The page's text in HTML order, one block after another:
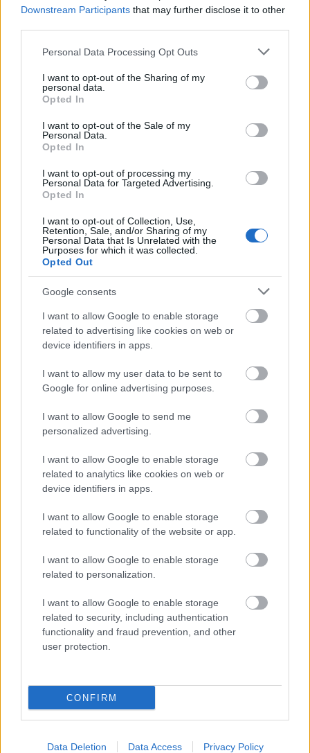
Downstream Participants that may further disclose it to other
Please note that this website/app uses one or more Google
not limited to your visit or usage behaviour. You may click to
grant or deny consent to Google and its third-party tags to
use your data for below specified purposes in below Google
consent section.
Personal Data Processing Opt Outs
I want to opt-out of the Sharing of my
personal data.
Opted In
I want to opt-out of the Sale of my
Personal Data.
Opted In
I want to opt-out of processing my
Personal Data for Targeted Advertising.
Opted In
I want to opt-out of Collection, Use,
Retention, Sale, and/or Sharing of my
Personal Data that Is Unrelated with the
Purposes for which it was collected.
Opted Out
Google consents
I want to allow Google to enable storage
related to advertising like cookies on web or
device identifiers in apps.
I want to allow my user data to be sent to
Google for online advertising purposes.
I want to allow Google to send me
personalized advertising.
I want to allow Google to enable storage
related to analytics like cookies on web or
device identifiers in apps.
I want to allow Google to enable storage
related to functionality of the website or app.
I want to allow Google to enable storage
related to personalization.
I want to allow Google to enable storage
related to security, including authentication
functionality and fraud prevention, and other
user protection.
CONFIRM
Data Deletion Data Access Privacy Policy